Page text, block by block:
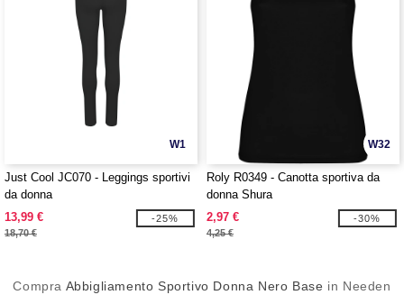
W1
Just Cool JC070 - Leggings sportivi
da donna
13,99 €
18,70 €
-25%
W32
Roly R0349 - Canotta sportiva da
donna Shura
2,97 €
4,25 €
-30%
Compra Abbigliamento Sportivo Donna Nero Base in Needen